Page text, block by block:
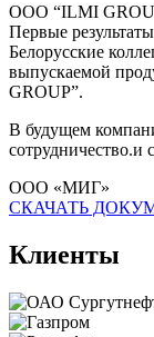
ООО “ILMI
Первые
Белорусские
выпускаемой
GROUP”.
В будущем
сотрудничество.и
ООО «МИГ»
СКАЧАТЬ
Клиенты